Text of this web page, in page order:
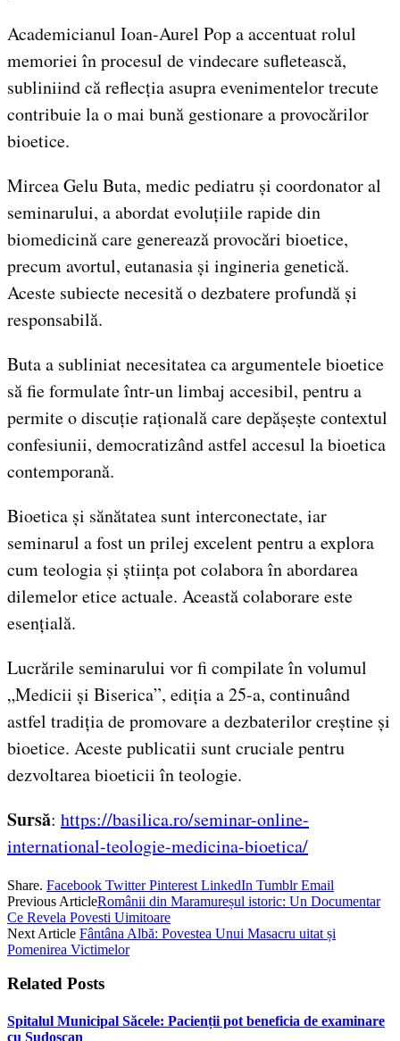
Academicianul Ioan-Aurel Pop a accentuat rolul
memoriei în procesul de vindecare sufletească,
subliniind că reflecția asupra evenimentelor trecute
contribuie la o mai bună gestionare a provocărilor
bioetice.
Mircea Gelu Buta, medic pediatru și coordonator al
seminarului, a abordat evoluțiile rapide din
biomedicină care generează provocări bioetice,
precum avortul, eutanasia și ingineria genetică.
Aceste subiecte necesită o dezbatere profundă și
responsabilă.
Buta a subliniat necesitatea ca argumentele bioetice
să fie formulate într-un limbaj accesibil, pentru a
permite o discuție rațională care depășește contextul
confesiunii, democratizând astfel accesul la bioetica
contemporană.
Bioetica și sănătatea sunt interconectate, iar
seminarul a fost un prilej excelent pentru a explora
cum teologia și știința pot colabora în abordarea
dilemelor etice actuale. Această colaborare este
esențială.
Lucrările seminarului vor fi compilate în volumul
„Medicii și Biserica”, ediția a 25-a, continuând
astfel tradiția de promovare a dezbaterilor creștine și
bioetice. Aceste publicatii sunt cruciale pentru
dezvoltarea bioeticii în teologie.
Sursă: https://basilica.ro/seminar-online-
international-teologie-medicina-bioetica/
Share. Facebook Twitter Pinterest LinkedIn Tumblr Email
Previous ArticleRomânii din Maramureșul istoric: Un Documentar
Ce Revela Povesti Uimitoare
Next Article Fântâna Albă: Povestea Unui Masacru uitat și
Pomenirea Victimelor
Related Posts
Spitalul Municipal Săcele: Pacienții pot beneficia de examinare
cu Sudoscan